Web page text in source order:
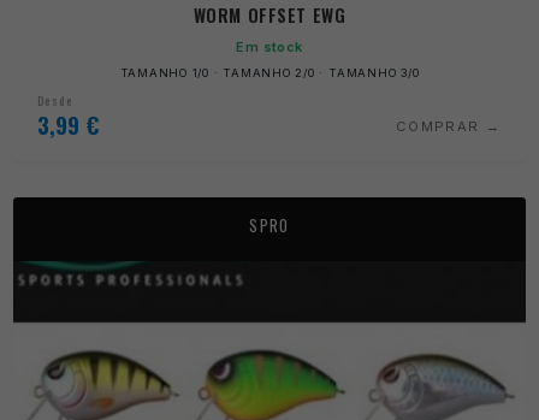
WORM OFFSET EWG
Em stock
TAMANHO 1/0 · TAMANHO 2/0 · TAMANHO 3/0
Desde
3,99 € COMPRAR
SPRO